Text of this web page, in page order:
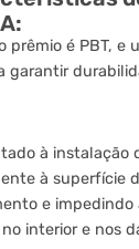
prêmio é PBT, e
garantir
à instalação
à superfície
e impedindo
interior e nos